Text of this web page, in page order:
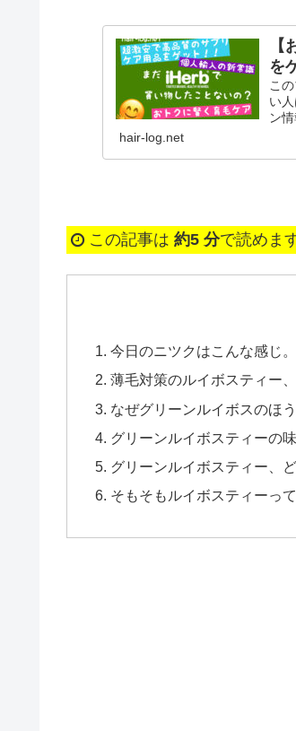
を
こ
い
ン
hair-log.net
この記事は約5 分で読めま
今日のニツクはこんな感じ。
薄毛対策のルイボスティー
なぜグリーンルイボスのほ
グリーンルイボスティーの
グリーンルイボスティー、
そもそもルイボスティーっ